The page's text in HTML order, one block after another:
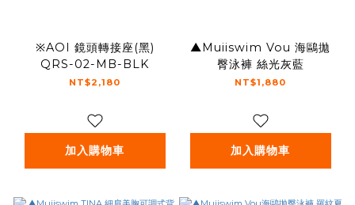
※AOI 鏡頭轉接座(黑)
QRS-02-MB-BLK
NT$2,180
加入購物車
▲Muiiswim Vou 海鷗拋
臀泳褲 絲光灰藍
NT$1,880
加入購物車